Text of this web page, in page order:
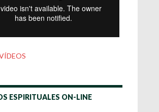
ESPIRITUALES ON-LINE